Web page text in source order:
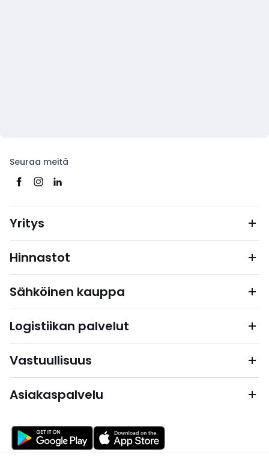
Seuraa meitä
Yritys
Hinnastot
Sähköinen kauppa
Logistiikan palvelut
Vastuullisuus
Asiakaspalvelu